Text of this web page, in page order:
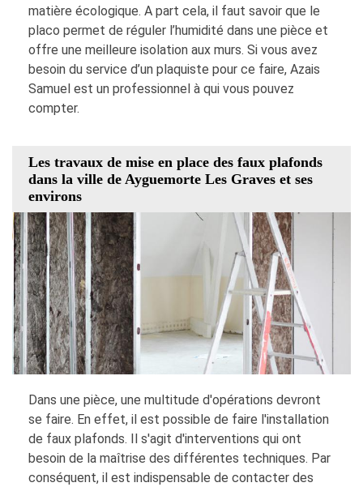
matière écologique. A part cela, il faut savoir que le
placo permet de réguler l’humidité dans une pièce et
offre une meilleure isolation aux murs. Si vous avez
besoin du service d’un plaquiste pour ce faire, Azais
Samuel est un professionnel à qui vous pouvez
compter.
Les travaux de mise en place des faux plafonds
dans la ville de Ayguemorte Les Graves et ses
environs
Dans une pièce, une multitude d'opérations devront
se faire. En effet, il est possible de faire l'installation
de faux plafonds. Il s'agit d'interventions qui ont
besoin de la maîtrise des différentes techniques. Par
conséquent, il est indispensable de contacter des